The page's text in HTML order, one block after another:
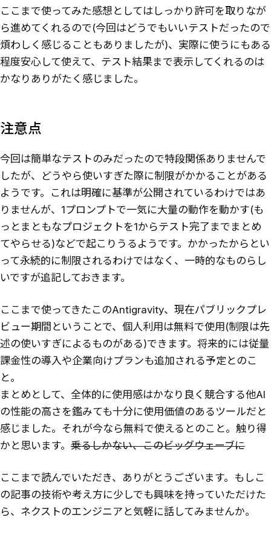
ここまで使ってみた感想としてはしっかり許可を取りなが
ら進めてくれるので(今回はどうでもいいテストだったので
煩わしく感じることもありましたが)、実際に使うにもある
程度安心して使えて、テスト結果まで表示してくれるのは
かなりありがたく感じました。
注意点
今回は簡単なテストのみだったので特段関係ありませんで
したが、どうやら使いすぎた際に制限がかかることがある
ようです。これは明確に基準が公開されているわけではあ
りませんが、1プロンプトで一気に大量の動作を動かす(も
っとまともなプロジェクトを1からテスト完了までまとめ
てやらせる)などで起こりうるようです。かかったからとい
って永続的に制限されるわけではなく、一時的なものらし
いですが追記しておきます。
ここまで使ってきたこのAntigravity、現在パブリックプレ
ビュー期間ということで、個人利用は無料で使用(制限は先
述の使いすぎによるものがある)できます。将来的には従量
課金性の導入や企業向けプランも追加される予定とのこ
と。
まとめとして、全体的に使用感はかなり良く競合する他AI
の性能の高さを鑑みても十分に使用価値のあるツールだと
感じました。それが今なら無料で使えるとのこと。触り得
かと思います。 乗るしかない、このビッグウェーブに
ここまで読んでいただき、ありがとうございます。もしこ
の記事の技術や考え方に少しでも興味を持っていただけた
ら、ネクストのエンジニアと気軽に話してみませんか。